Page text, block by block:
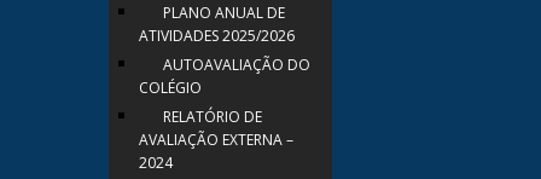
PLANO ANUAL DE
ATIVIDADES 2025/2026
AUTOAVALIAÇÃO DO
COLÉGIO
RELATÓRIO DE
AVALIAÇÃO EXTERNA –
2024